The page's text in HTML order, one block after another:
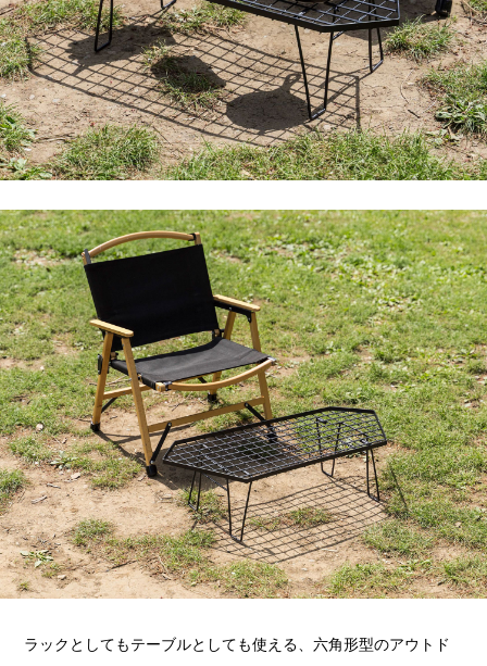
ラックとしてもテーブルとしても使える、六角形型のアウトド